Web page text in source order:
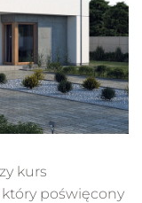
kurs
który poświęcony